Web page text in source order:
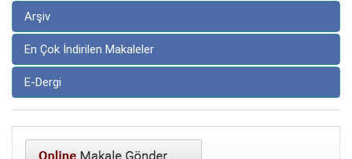
Arşiv
En Çok İndirilen Makaleler
E-Dergi